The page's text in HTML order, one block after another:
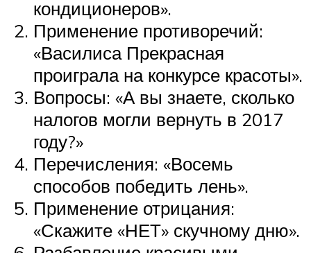
кондиционеров».
Применение противоречий:
«Василиса Прекрасная
проиграла на конкурсе красоты».
Вопросы: «А вы знаете, сколько
налогов могли вернуть в 2017
году?»
Перечисления: «Восемь
способов победить лень».
Применение отрицания:
«Скажите «НЕТ» скучному дню».